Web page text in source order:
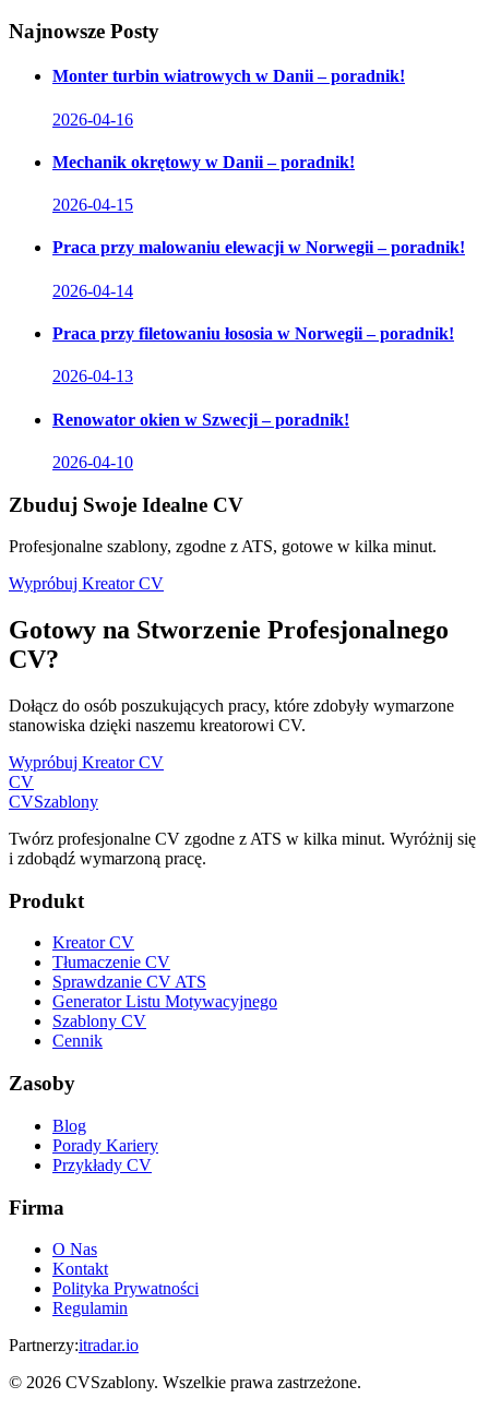
Najnowsze Posty
Monter turbin wiatrowych w Danii – poradnik!
2026-04-16
Mechanik okrętowy w Danii – poradnik!
2026-04-15
Praca przy malowaniu elewacji w Norwegii – poradnik!
2026-04-14
Praca przy filetowaniu łososia w Norwegii – poradnik!
2026-04-13
Renowator okien w Szwecji – poradnik!
2026-04-10
Zbuduj Swoje Idealne CV
Profesjonalne szablony, zgodne z ATS, gotowe w kilka minut.
Wypróbuj Kreator CV
Gotowy na Stworzenie Profesjonalnego
CV?
Dołącz do osób poszukujących pracy, które zdobyły wymarzone
stanowiska dzięki naszemu kreatorowi CV.
Wypróbuj Kreator CV
CV
CVSzablony
Twórz profesjonalne CV zgodne z ATS w kilka minut. Wyróżnij się
i zdobądź wymarzoną pracę.
Produkt
Kreator CV
Tłumaczenie CV
Sprawdzanie CV ATS
Generator Listu Motywacyjnego
Szablony CV
Cennik
Zasoby
Blog
Porady Kariery
Przykłady CV
Firma
O Nas
Kontakt
Polityka Prywatności
Regulamin
Partnerzy:itradar.io
© 2026 CVSzablony. Wszelkie prawa zastrzeżone.